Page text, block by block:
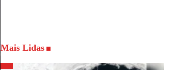
Mais Lidas